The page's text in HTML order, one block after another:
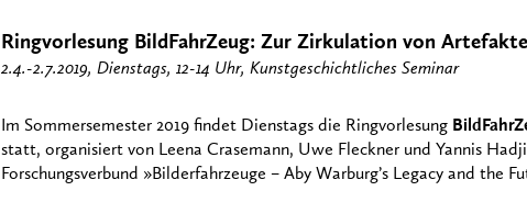
Ringvorlesung BildFahrZeug: Zur Zirkulation von
2.4.-2.7.2019, Dienstags, 12-14 Uhr, Kunstgeschichtliches Seminar
Im Sommersemester 2019 findet Dienstags die Ringvorlesung
statt, organisiert von Leena Crasemann, Uwe Fleckner und Yannis
Forschungsverbund »Bilderfahrzeuge – Aby Warburg’s Legacy and the